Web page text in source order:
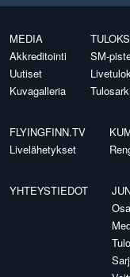
MEDIA
Akkreditointi
Uutiset
Kuvagalleria
SM-
FLYINGFINN.TV
Livelähetykset
YHTEYSTIEDOT